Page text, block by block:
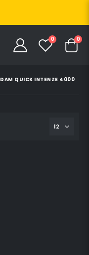
0 0
DAM QUICK INTENZE 4000